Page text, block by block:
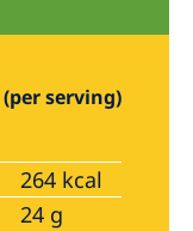
(per serving)
264 kcal
24 g